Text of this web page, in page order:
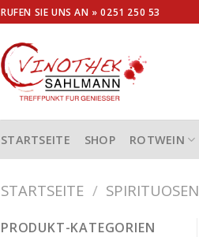
RUFEN SIE UNS AN »0251 250 53
STARTSEITE SHOP ROTWEIN
STARTSEITE / SPIRITUOSEN
PRODUKT-KATEGORIEN